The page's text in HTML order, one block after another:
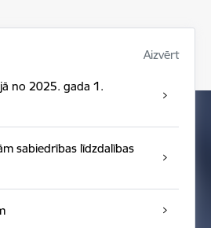
Aizvērt
no 2025. gada 1.
sabiedrības līdzdalības